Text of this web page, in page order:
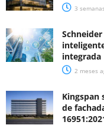
3
integrada
2 meses
Kingspan
de